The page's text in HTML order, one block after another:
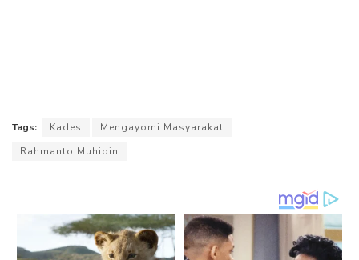
Tags: Kades
Mengayomi Masyarakat
Rahmanto Muhidin